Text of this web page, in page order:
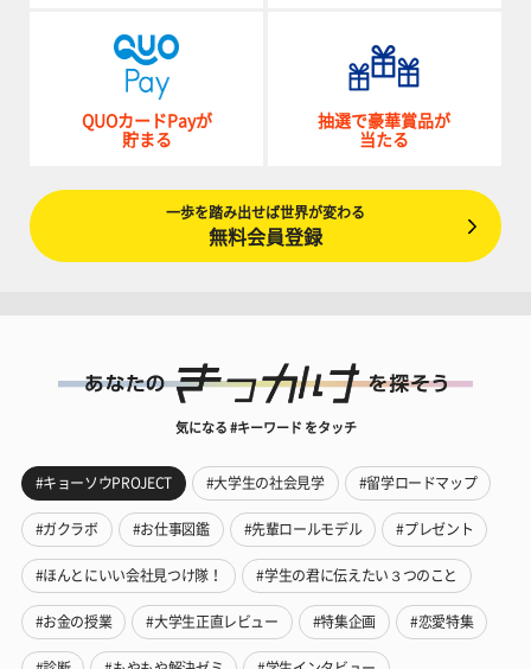
QUOカードPayが
貯まる
抽選で豪華賞品が
当たる
一歩を踏み出せば世界が変わる
無料会員登録
気になる #キーワード をタッチ
#キョーソウPROJECT #大学生の社会見学 #留学ロードマップ
#ガクラボ #お仕事図鑑 #先輩ロールモデル #プレゼント
#ほんとにいい会社見つけ隊！ #学生の君に伝えたい３つのこと
#お金の授業 #大学生正直レビュー #特集企画 #恋愛特集